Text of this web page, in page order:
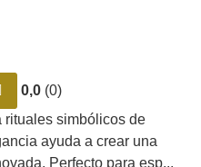
0,0 (0)
rituales simbólicos de
ayuda a crear una
Perfecto para esp...